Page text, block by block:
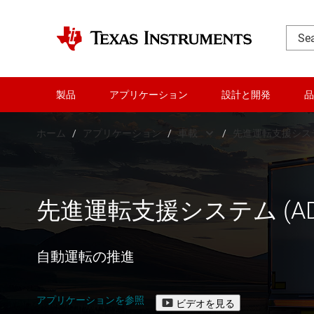
製品 アプリケーション 設計と開発
ホーム / アプリケーション / 車載
データ センター
産業用
パーソナル・エレク
/ 先進運転支援シス
車載用途
ボディ
先進運転支援システム
自動運転の推進
アプリケーションを参照 ビデオを見る